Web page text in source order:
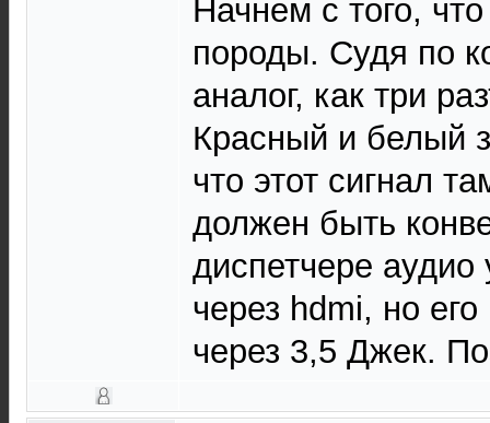
Начнем с того,
породы. Судя по
аналог, как три
Красный и белый
что этот сигнал
должен быть
диспетчере
через hdmi, но
через 3,5 Джек.